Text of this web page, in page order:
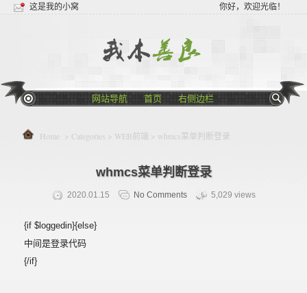
这是我的小窝 你好，欢迎光临！
网站导航 首页 右侧边栏
Home > Categories > WEB前端 > whmcs菜单判断登录
whmcs菜单判断登录
2020.01.15 No Comments 5,029 views
{if $loggedin}{else}
中间是登录代码
{/if}